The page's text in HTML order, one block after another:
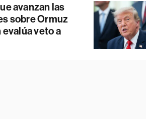
avanzan las
sobre Ormuz
veto a